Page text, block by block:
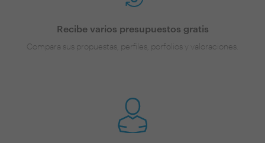
Recibe varios presupuestos gratis
Compara sus propuestas, perfiles, porfolios y valoraciones.